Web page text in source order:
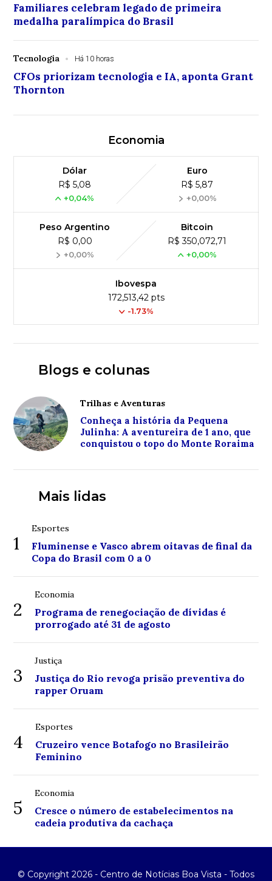
Familiares celebram legado de primeira
medalha paralímpica do Brasil
Tecnologia Há 10 horas
CFOs priorizam tecnologia e IA, aponta Grant
Thornton
Economia
Dólar
R$ 5,08
+0,04%
Euro
R$ 5,87
+0,00%
Peso Argentino
R$ 0,00
+0,00%
Bitcoin
R$ 350,072,71
+0,00%
Ibovespa
172,513,42 pts
-1.73%
Blogs e colunas
Trilhas e Aventuras
Conheça a história da Pequena
Julinha: A aventureira de 1 ano, que
conquistou o topo do Monte Roraima
Mais lidas
1
Esportes
Fluminense e Vasco abrem oitavas de final da
Copa do Brasil com 0 a 0
2
Economia
Programa de renegociação de dívidas é
prorrogado até 31 de agosto
3
Justiça
Justiça do Rio revoga prisão preventiva do
rapper Oruam
4
Esportes
Cruzeiro vence Botafogo no Brasileirão
Feminino
5
Economia
Cresce o número de estabelecimentos na
cadeia produtiva da cachaça
© Copyright 2026 - Centro de Notícias Boa Vista - Todos